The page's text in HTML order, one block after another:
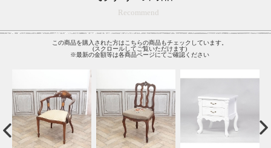
Recommend
この商品を購入された方はこちらの商品もチェックしています。
(スクロールしてご覧いただけます)
※最新の金額等は各商品ページにてご確認ください